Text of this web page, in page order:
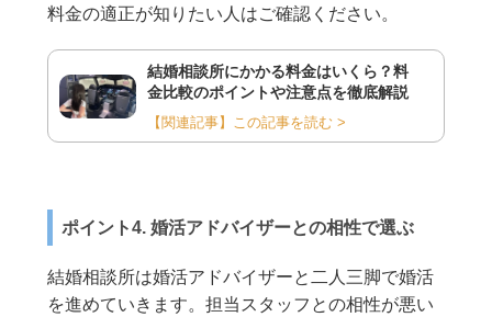
料金の適正が知りたい人はご確認ください。
結婚相談所にかかる料金はいくら？料
金比較のポイントや注意点を徹底解説
【関連記事】この記事を読む >
ポイント4. 婚活アドバイザーとの相性で選ぶ
結婚相談所は婚活アドバイザーと二人三脚で婚活
を進めていきます。担当スタッフとの相性が悪い